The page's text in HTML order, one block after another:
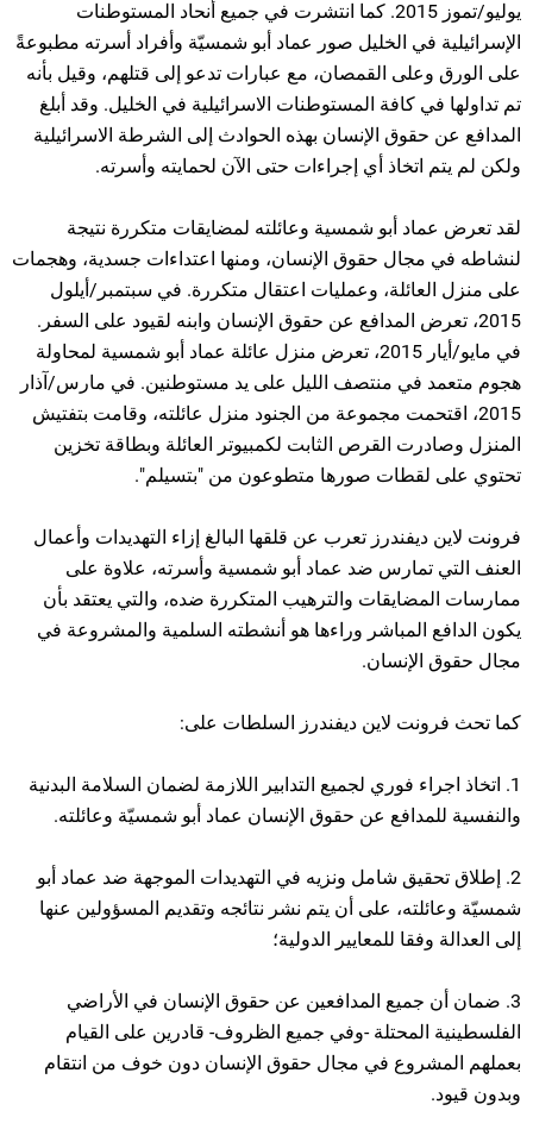
يوليو/تموز 2015. كما انتشرت في جميع أنحاد المستوطنات
الإسرائيلية في الخليل صور عماد أبو شمسيّة وأفراد أسرته مطبوعةً
على الورق وعلى القمصان، مع عبارات تدعو إلى قتلهم، وقيل بأنه
تم تداولها في كافة المستوطنات الاسرائيلية في الخليل. وقد أبلغ
المدافع عن حقوق الإنسان بهذه الحوادث إلى الشرطة الاسرائيلية
ولكن لم يتم اتخاذ أي إجراءات حتى الآن لحمايته وأسرته.
لقد تعرض عماد أبو شمسية وعائلته لمضايقات متكررة نتيجة
لنشاطه في مجال حقوق الإنسان، ومنها اعتداءات جسدية، وهجمات
على منزل العائلة، وعمليات اعتقال متكررة. في سبتمبر/أيلول
2015، تعرض المدافع عن حقوق الإنسان وابنه لقيود على السفر.
في مايو/أيار 2015، تعرض منزل عائلة عماد أبو شمسية لمحاولة
هجوم متعمد في منتصف الليل على يد مستوطنين. في مارس/آذار
2015، اقتحمت مجموعة من الجنود منزل عائلته، وقامت بتفتيش
المنزل وصادرت القرص الثابت لكمبيوتر العائلة وبطاقة تخزين
تحتوي على لقطات صورها متطوعون من "بتسيلم".
فرونت لاين ديفندرز تعرب عن قلقها البالغ إزاء التهديدات وأعمال
العنف التي تمارس ضد عماد أبو شمسية وأسرته، علاوة على
ممارسات المضايقات والترهيب المتكررة ضده، والتي يعتقد بأن
يكون الدافع المباشر وراءها هو أنشطته السلمية والمشروعة في
مجال حقوق الإنسان.
كما تحث فرونت لاين ديفندرز السلطات على:
1. اتخاذ اجراء فوري لجميع التدابير اللازمة لضمان السلامة البدنية
والنفسية للمدافع عن حقوق الإنسان عماد أبو شمسيّة وعائلته.
2. إطلاق تحقيق شامل ونزيه في التهديدات الموجهة ضد عماد أبو
شمسيّة وعائلته، على أن يتم نشر نتائجه وتقديم المسؤولين عنها
إلى العدالة وفقا للمعايير الدولية؛
3. ضمان أن جميع المدافعين عن حقوق الإنسان في الأراضي
الفلسطينية المحتلة -وفي جميع الظروف- قادرين على القيام
بعملهم المشروع في مجال حقوق الإنسان دون خوف من انتقام
وبدون قيود.